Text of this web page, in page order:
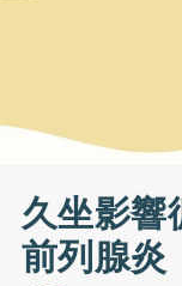
久坐影
前列腺炎